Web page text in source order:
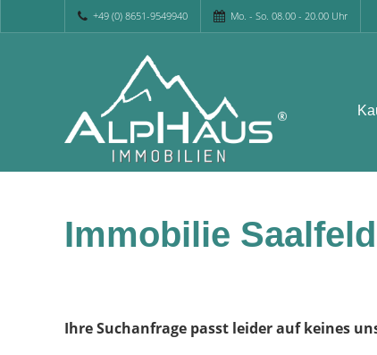
+49 (0) 8651-9549940 Mo. - So. 08.00 - 20.00 Uhr
Immobilie
Ihre Suchanfrage passt leider auf keines